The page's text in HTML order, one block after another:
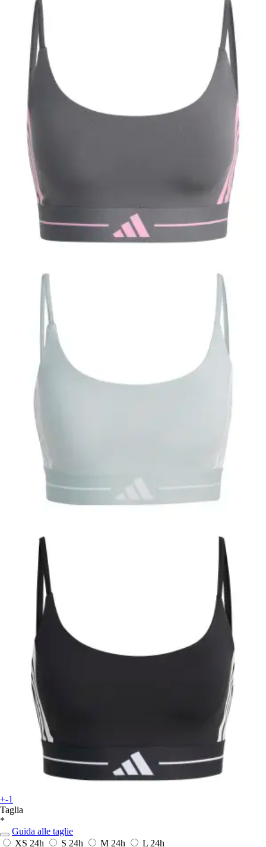
+-1
Taglia
*
Guida alle taglie
XS 24h S 24h M 24h L 24h